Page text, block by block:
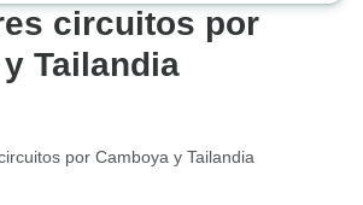
guinda de una
encarecidamente
que
de viaje
personalizada y
¡Gracias,
circuitos por
Tailandia
por Camboya y Tailandia